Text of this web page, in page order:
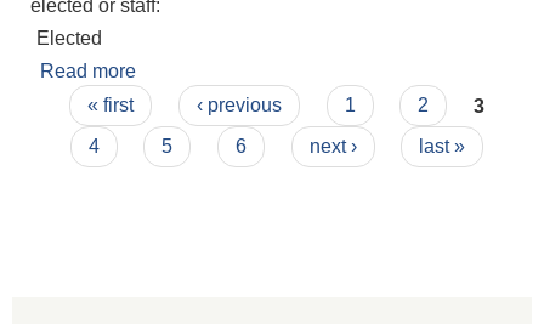
elected or staff:
Elected
Read more
Pages
« first ‹ previous 1 2
3
4
5 6 next › last »